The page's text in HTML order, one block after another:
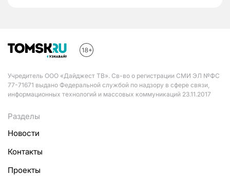
Учредитель ООО «Дайджест ТВ». Св-во о регистрации СМИ ЭЛ №ФС
77-71671 выдано Федеральной службой по надзору в сфере связи,
информационных технологий и массовых коммуникаций 23.11.2017
Разделы
Новости
Контакты
Проекты